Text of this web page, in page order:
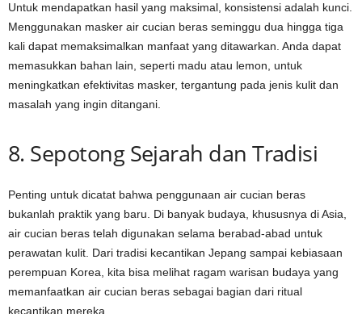
Untuk mendapatkan hasil yang maksimal, konsistensi adalah kunci.
Menggunakan masker air cucian beras seminggu dua hingga tiga
kali dapat memaksimalkan manfaat yang ditawarkan. Anda dapat
memasukkan bahan lain, seperti madu atau lemon, untuk
meningkatkan efektivitas masker, tergantung pada jenis kulit dan
masalah yang ingin ditangani.
8. Sepotong Sejarah dan Tradisi
Penting untuk dicatat bahwa penggunaan air cucian beras
bukanlah praktik yang baru. Di banyak budaya, khususnya di Asia,
air cucian beras telah digunakan selama berabad-abad untuk
perawatan kulit. Dari tradisi kecantikan Jepang sampai kebiasaan
perempuan Korea, kita bisa melihat ragam warisan budaya yang
memanfaatkan air cucian beras sebagai bagian dari ritual
kecantikan mereka.